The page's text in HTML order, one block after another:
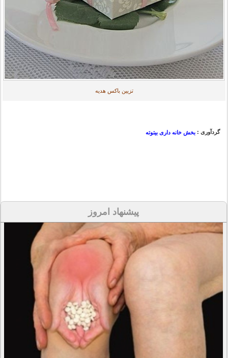
تزیین باکس هدیه
گردآوری : بخش خانه داری بیتوته
پیشنهاد امروز